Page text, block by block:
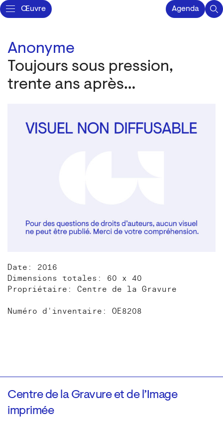
Œuvre Agenda
Anonyme
Toujours sous pression,
trente ans après…
Date: 2016
Dimensions totales: 60 x 40
Propriétaire: Centre de la Gravure
Numéro d'inventaire: OE8208
Centre de la Gravure et de l’Image
imprimée